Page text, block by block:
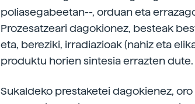
poliasegabeetan--, orduan eta
Prozesatzeari dagokionez, besteak
eta, bereziki, irradiazioak (nahiz eta
produktu horien sintesia errazten dute.
Sukaldeko prestaketei dagokienez,